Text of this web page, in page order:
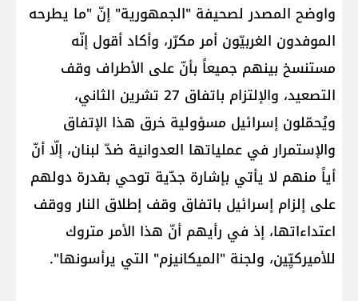
واوضح المصدر لصحيفة "الجمهورية" إنّ "ما يطرحه
الموفدون الغربيّون أمر مكرّر، وأكاد أقول إنّه
مستنسخ بينهم جميعاً بأنّ على الأطراف وقف
التصعيد، والإلتزام باتفاق 27 تشرين الثاني،
ويُحمّلون إسرائيل مسؤولية خرق هذا الإتفاق
والإستمرار في عملياتها العدوانية ضدّ لبنان، إلّا أنّ
أياً منهم لا يأتي بإشارة جدّية توحي بقدرة دولهم
على إلزام إسرائيل باتفاق وقف إطلاق النار ووقف
اعتداءاتها، إذ في رأيهم أنّ هذا الأمر متروك
للأميركيِّين، ولجنة "الميكانيزم" التي يرأسونها".